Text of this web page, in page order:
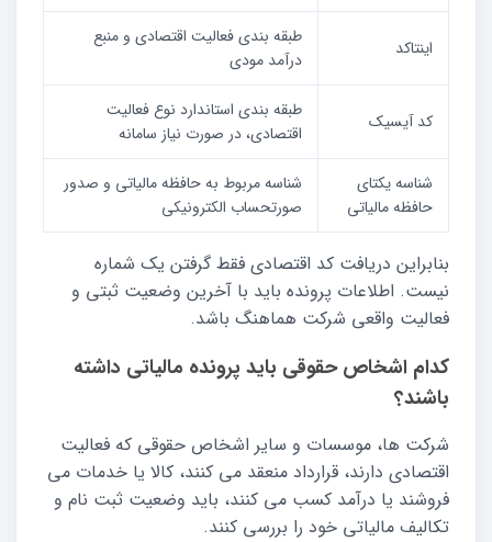
اینتاکد
طبقه بندی فعالیت اقتصادی و منبع
درآمد مودی
کد آیسیک
طبقه بندی استاندارد نوع فعالیت
اقتصادی، در صورت نیاز سامانه
شناسه یکتای
حافظه مالیاتی
شناسه مربوط به حافظه مالیاتی و صدور
صورتحساب الکترونیکی
بنابراین دریافت کد اقتصادی فقط گرفتن یک شماره
نیست. اطلاعات پرونده باید با آخرین وضعیت ثبتی و
فعالیت واقعی شرکت هماهنگ باشد.
کدام اشخاص حقوقی باید پرونده مالیاتی داشته
باشند؟
شرکت ها، موسسات و سایر اشخاص حقوقی که فعالیت
اقتصادی دارند، قرارداد منعقد می کنند، کالا یا خدمات می
فروشند یا درآمد کسب می کنند، باید وضعیت ثبت نام و
تکالیف مالیاتی خود را بررسی کنند.